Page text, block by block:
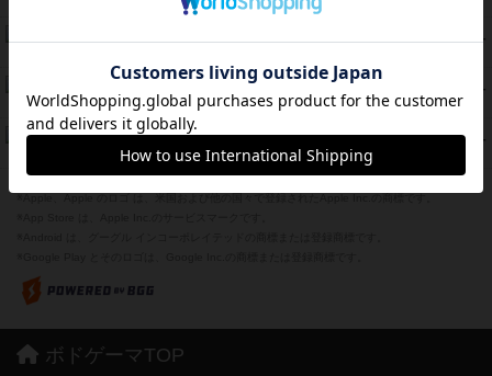
39 PT
PT
スーパーストア3000
紹介文なし 1件の投稿
37 PT
フリップ７：復讐心とともに
紹介文なし 2件の投稿
ボドゲーマTOP